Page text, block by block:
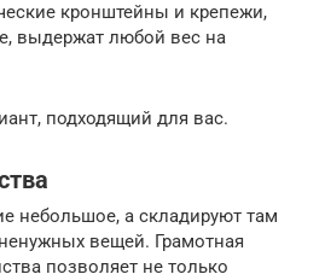
кронштейны и крепежи,
выдержат любой вес на
подходящий для вас.
небольшое, а складируют там
вещей. Грамотная
позволяет не только